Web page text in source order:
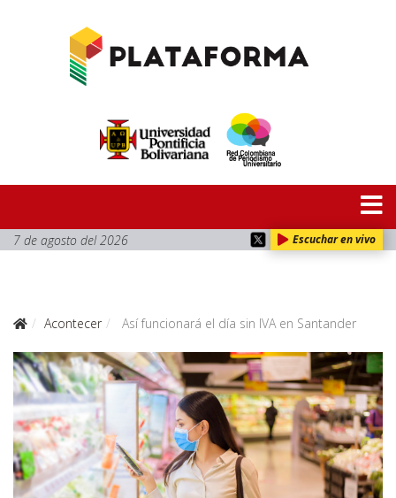
7 de agosto del 2026 Escuchar en vivo
Acontecer Así funcionará el día sin IVA en Santander